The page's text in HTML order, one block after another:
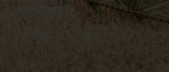
Dokumenty
Regulamin
Polityka prywatności
Reklamacje i zwroty
Dostawy
Płatności